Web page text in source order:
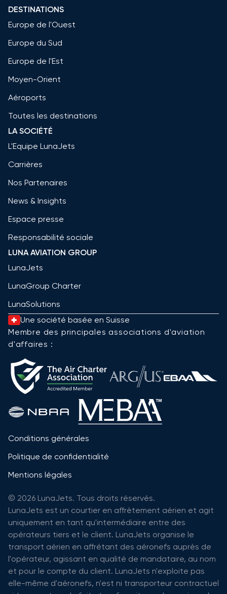
DESTINATIONS
Europe de l'Ouest
Europe du Sud
Europe de l'Est
Moyen-Orient
Aéroports
Toutes les destinations
LA SOCIÉTÉ
L'Equipe LunaJets
Carrières
Nos Partenaires
News & Insights
Espace presse
Responsabilité sociale
LUNA AVIATION GROUP
LunaJets
LunaGroup Charter
LunaSolutions
Une société basée en Suisse
Membre des principales associations d'aviation
d'affaires :
Conditions générales
Politique de confidentialité
Mentions légales
© 2026 LunaJets. Tous droits réservés.
LunaJets est un courtier en affrètement aérien et agit
uniquement en tant qu'intermédiaire entre des
opérateurs tiers et le client. LunaJets organise le
transport aérien en affrétant des aéronefs auprès de
l'opérateur, agissant en qualité de mandataire, au nom
et pour le compte du client. LunaJets n'exploite pas
elle-même d'aéronefs, n'est ni transporteur contractuel